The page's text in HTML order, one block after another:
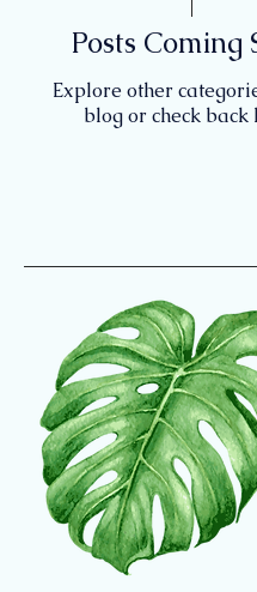
Posts Coming
Explore other
blog or check back